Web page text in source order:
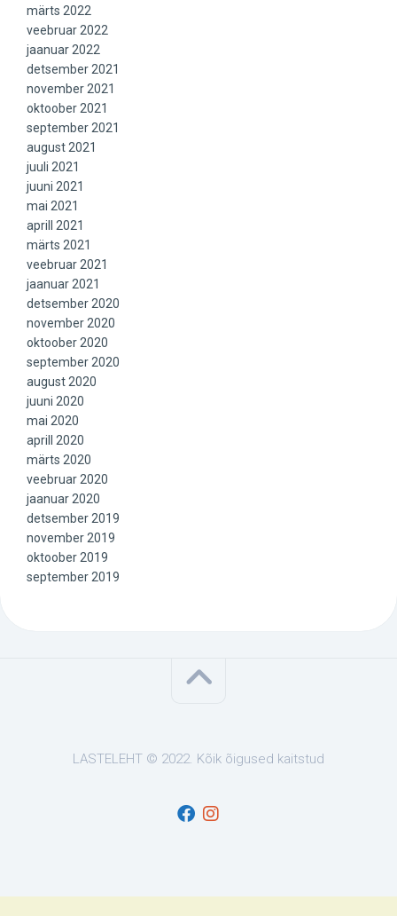
märts 2022
veebruar 2022
jaanuar 2022
detsember 2021
november 2021
oktoober 2021
september 2021
august 2021
juuli 2021
juuni 2021
mai 2021
aprill 2021
märts 2021
veebruar 2021
jaanuar 2021
detsember 2020
november 2020
oktoober 2020
september 2020
august 2020
juuni 2020
mai 2020
aprill 2020
märts 2020
veebruar 2020
jaanuar 2020
detsember 2019
november 2019
oktoober 2019
september 2019
LASTELEHT © 2022. Kõik õigused kaitstud